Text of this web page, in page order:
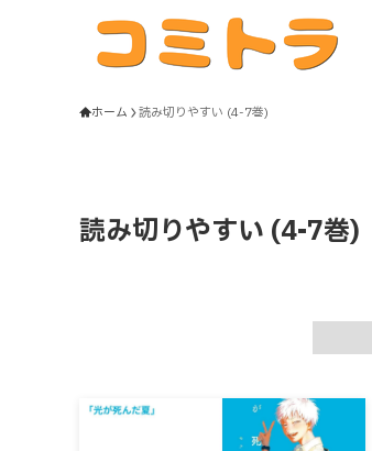
ホーム 読み切りやすい (4-7巻)
読み切りやすい (4-7巻)